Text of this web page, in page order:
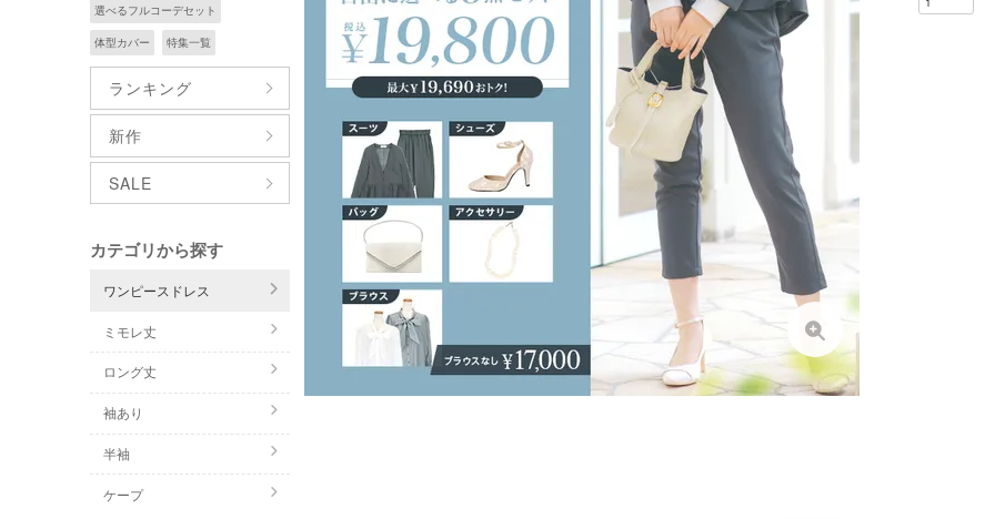
選べるフルコーデセット
体型カバー 特集一覧
ランキング
新作
SALE
カテゴリから探す
ワンピースドレス
ミモレ丈
ロング丈
袖あり
半袖
ケープ